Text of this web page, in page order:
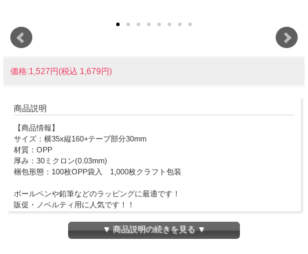
価格:1,527円(税込 1,679円)
商品説明
【商品情報】
サイズ：横35x縦160+テープ部分30mm
材質：OPP
厚み：30ミクロン(0.03mm)
梱包形態：100枚OPP袋入 1,000枚クラフト包装
ボールペンや鉛筆などのラッピングに最適です！
販促・ノベルティ用に人気です！！
ワンタッチで封のできるテープ付き。
まとわり付きのない帯電防止テープ使用です。
▼ 商品説明の続きを見る ▼